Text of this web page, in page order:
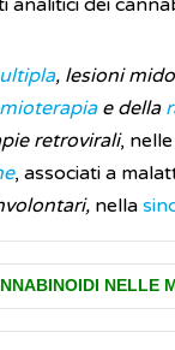
analitici dei
, lesioni
e della
retrovirali,
, associati a
nella
NELLE